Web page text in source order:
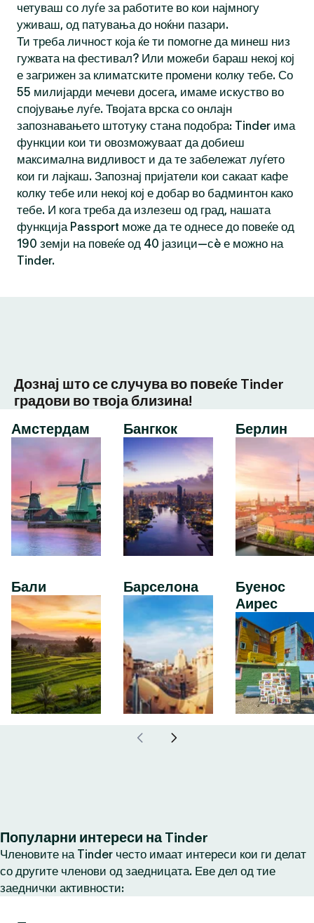
четуваш со луѓе за работите во кои најмногу
уживаш, од патувања до ноќни пазари.
Ти треба личност која ќе ти помогне да минеш низ
гужвата на фестивал? Или можеби бараш некој кој
е загрижен за климатските промени колку тебе. Со
55 милијарди мечеви досега, имаме искуство во
спојување луѓе. Твојата врска со онлајн
запознавањето штотуку стана подобра: Tinder има
функции кои ти овозможуваат да добиеш
максимална видливост и да те забележат луѓето
кои ги лајкаш. Запознај пријатели кои сакаат кафе
колку тебе или некој кој е добар во бадминтон како
тебе. И кога треба да излезеш од град, нашата
функција Passport може да те однесе до повеќе од
190 земји на повеќе од 40 јазици—сè е можно на
Tinder.
Дознај што се случува во повеќе Tinder
градови во твоја близина!
Амстердам
Бали
Бангкок
Барселона
Берлин
Буенос
Аирес
Популарни интереси на Tinder
Членовите на Tinder често имаат интереси кои ги делат
со другите членови од заедницата. Еве дел од тие
заеднички активности: